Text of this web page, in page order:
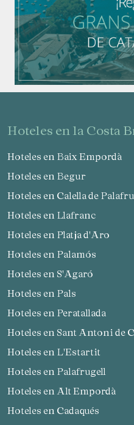
hoteles en la Costa
Hoteles en Baix Empordà
Hoteles en Begur
Hoteles en Calella de
Hoteles en Llafranc
Hoteles en Platja d'Aro
Hoteles en Palamós
Hoteles en S'Agaró
Hoteles en Pals
Hoteles en Peratallada
Hoteles en Sant Antoni de
Hoteles en L'Estartit
Hoteles en Palafrugell
Hoteles en Alt Empordà
Hoteles en Cadaqués